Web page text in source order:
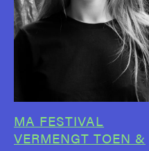
MA FESTIVAL
VERMENGT TOEN &